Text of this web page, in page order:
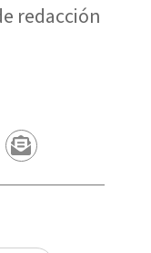
redacción